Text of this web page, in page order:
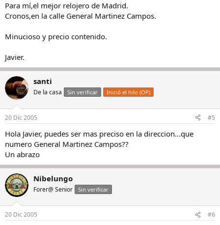
Para mí,el mejor relojero de Madrid.
Cronos,en la calle General Martinez Campos.
Minucioso y precio contenido.
Javier.
santi
De la casa Sin verificar Inició el hilo (OP)
20 Dic 2005 #5
Hola Javier, puedes ser mas preciso en la direccion...que
numero General Martinez Campos??
Un abrazo
Nibelungo
Forer@ Senior Sin verificar
20 Dic 2005 #6